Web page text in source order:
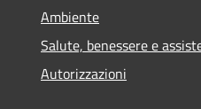
Ambiente
Salute, benessere e
Autorizzazioni